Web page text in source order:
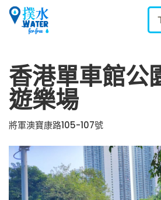
關於我們
下載應用
報告新飲水機
ENGLISH
下載 DOWNLOAD
香港單車館公
遊樂場
將軍澳寶康路105-107號